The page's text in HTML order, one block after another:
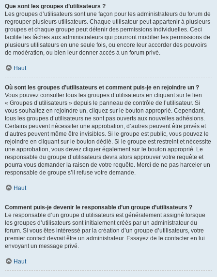
Que sont les groupes d’utilisateurs ?
Les groupes d’utilisateurs sont une façon pour les administrateurs du forum de
regrouper plusieurs utilisateurs. Chaque utilisateur peut appartenir à plusieurs
groupes et chaque groupe peut détenir des permissions individuelles. Ceci
facilite les tâches aux administrateurs qui pourront modifier les permissions de
plusieurs utilisateurs en une seule fois, ou encore leur accorder des pouvoirs
de modération, ou bien leur donner accès à un forum privé.
Haut
Où sont les groupes d’utilisateurs et comment puis-je en rejoindre un ?
Vous pouvez consulter tous les groupes d’utilisateurs en cliquant sur le lien
« Groupes d’utilisateurs » depuis le panneau de contrôle de l’utilisateur. Si
vous souhaitez en rejoindre un, cliquez sur le bouton approprié. Cependant,
tous les groupes d’utilisateurs ne sont pas ouverts aux nouvelles adhésions.
Certains peuvent nécessiter une approbation, d’autres peuvent être privés et
d’autres peuvent même être invisibles. Si le groupe est public, vous pouvez le
rejoindre en cliquant sur le bouton dédié. Si le groupe est restreint et nécessite
une approbation, vous devez cliquer également sur le bouton approprié. Le
responsable du groupe d’utilisateurs devra alors approuver votre requête et
pourra vous demander la raison de votre requête. Merci de ne pas harceler un
responsable de groupe s’il refuse votre demande.
Haut
Comment puis-je devenir le responsable d’un groupe d’utilisateurs ?
Le responsable d’un groupe d’utilisateurs est généralement assigné lorsque
les groupes d’utilisateurs sont initialement créés par un administrateur du
forum. Si vous êtes intéressé par la création d’un groupe d’utilisateurs, votre
premier contact devrait être un administrateur. Essayez de le contacter en lui
envoyant un message privé.
Haut